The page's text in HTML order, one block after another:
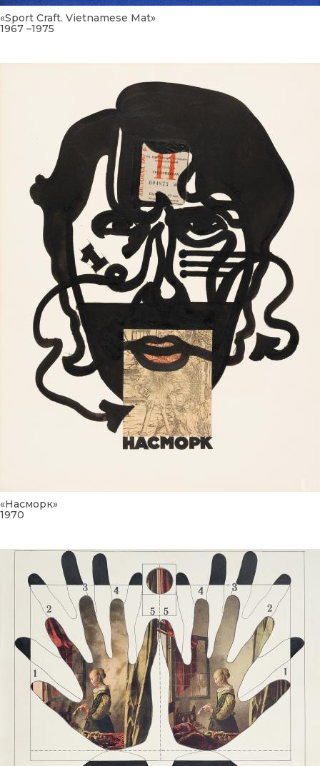
«Sport Craft. Vietnamese Mat»
1967 –1975
«Насморк»
1970